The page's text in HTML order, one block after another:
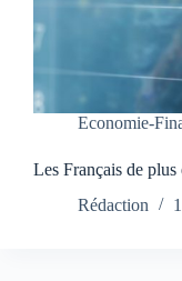
Economie-
Les Français de
Rédaction